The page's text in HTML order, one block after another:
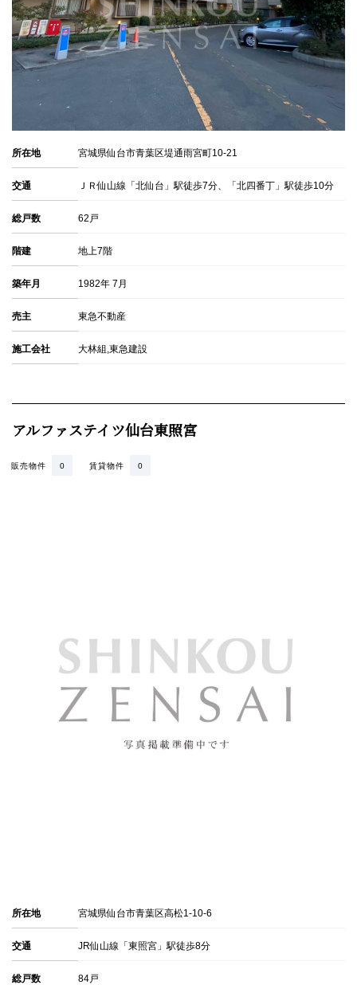
所在地 宮城県仙台市青葉区堤通雨宮町10-21
交通 ＪＲ仙山線「北仙台」駅徒歩7分、「北四番丁」駅徒歩10分
総戸数 62戸
階建 地上7階
築年月 1982年 7月
売主 東急不動産
施工会社 大林組,東急建設
アルファステイツ仙台東照宮
賃貸物件 0
販売物件 0
所在地 宮城県仙台市青葉区高松1-10-6
交通 JR仙山線「東照宮」駅徒歩8分
総戸数 84戸